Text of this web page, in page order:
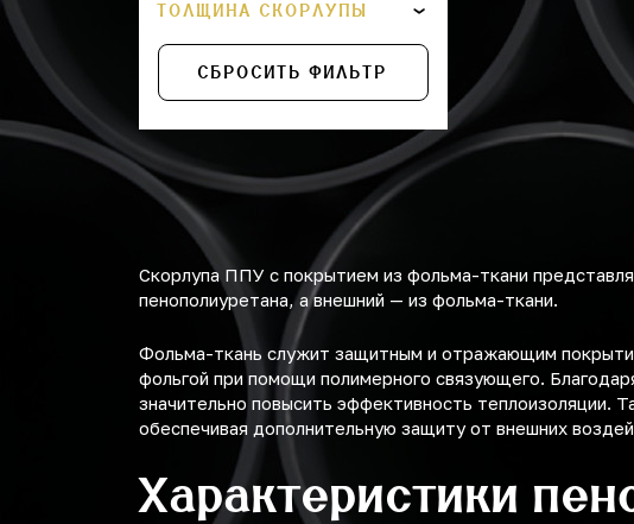
57
76
89
108
114
159
219
ТОЛЩИНА СКОРЛУПЫ
СБРОСИТЬ ФИЛЬТР
Скорлупа ППУ с покрытием из фольма-ткани
пенополиуретана, а внешний — из фольма-ткани.
Фольма-ткань служит защитным и отражающим
фольгой при помощи полимерного связующего.
значительно повысить эффективность теплоизоляции.
обеспечивая дополнительную защиту от внешних
Характеристики